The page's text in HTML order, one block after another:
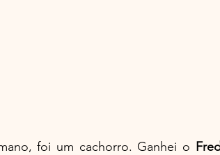
foi um cachorro. Ganhei o